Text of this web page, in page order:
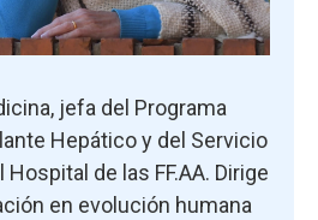
jefa del Programa
Hepático y del Servicio
de las FF.AA. Dirige
en evolución humana